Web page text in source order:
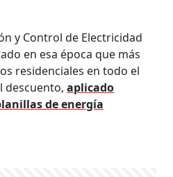
y Control de Electricidad
en esa época que más
residenciales en todo el
descuento,aplicado
de energía